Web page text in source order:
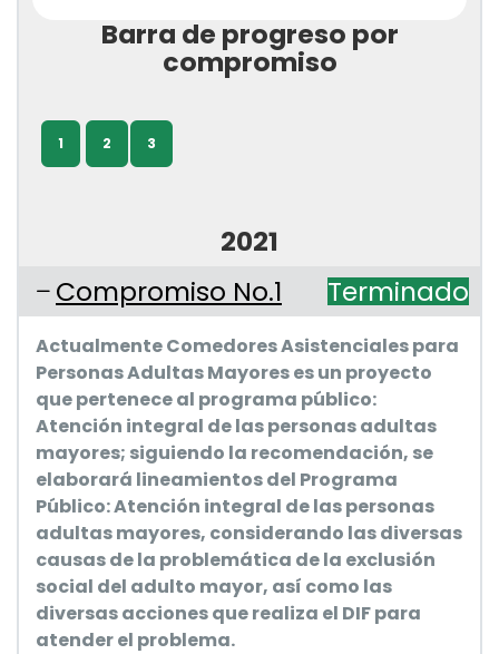
Barra de progreso por
compromiso
1 2 3
2021
Compromiso No.1
Terminado
Actualmente Comedores Asistenciales para
Personas Adultas Mayores es un proyecto
que pertenece al programa público:
Atención integral de las personas adultas
mayores; siguiendo la recomendación, se
elaborará lineamientos del Programa
Público: Atención integral de las personas
adultas mayores, considerando las diversas
causas de la problemática de la exclusión
social del adulto mayor, así como las
diversas acciones que realiza el DIF para
atender el problema.